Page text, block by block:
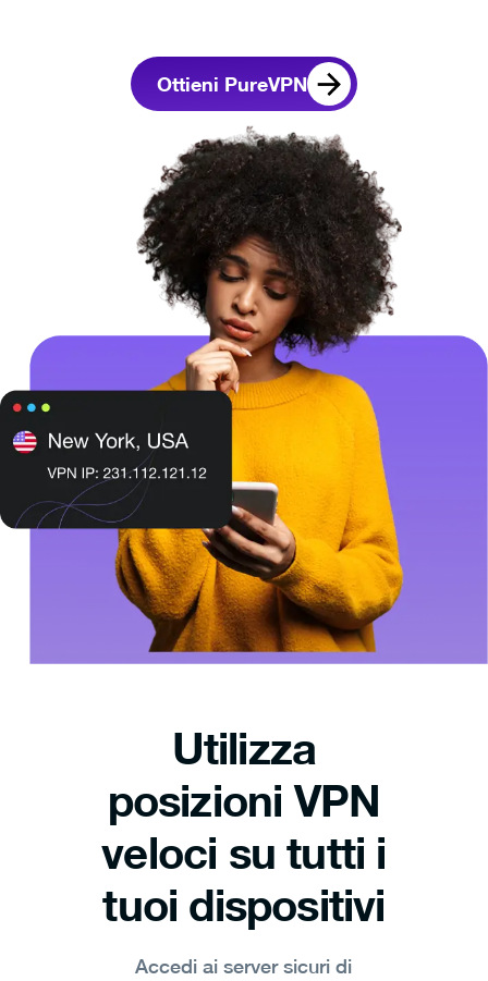
Ottieni PureVPN
Utilizza
posizioni VPN
veloci su tutti i
tuoi dispositivi
Accedi ai server sicuri di